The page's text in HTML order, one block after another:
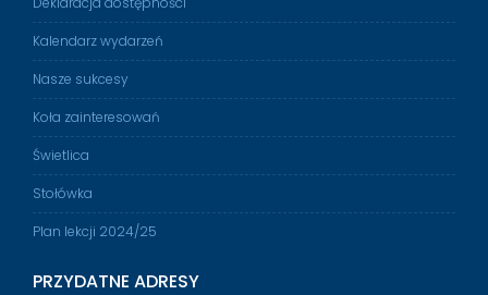
Kalendarz wydarzeń
Nasze sukcesy
Koła zainteresowań
Świetlica
Stołówka
Plan lekcji 2024/25
PRZYDATNE ADRESY